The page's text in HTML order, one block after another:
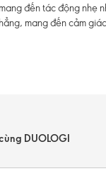
đến tác động nhẹ
mang đến cảm
DUOLOGI